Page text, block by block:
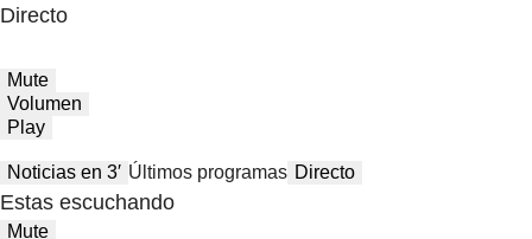
Directo
Mute
Volumen
Play
Noticias en 3′ Últimos programas Directo
Estas escuchando
Mute